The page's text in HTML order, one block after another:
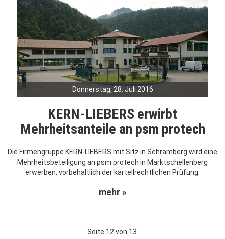
Donnerstag, 28. Juli 2016
KERN-LIEBERS erwirbt
Mehrheitsanteile an psm protech
Die Firmengruppe KERN-LIEBERS mit Sitz in Schramberg wird eine
Mehrheitsbeteiligung an psm protech in Marktschellenberg
erwerben, vorbehaltlich der kartellrechtlichen Prüfung.
mehr »
Seite 12 von 13.